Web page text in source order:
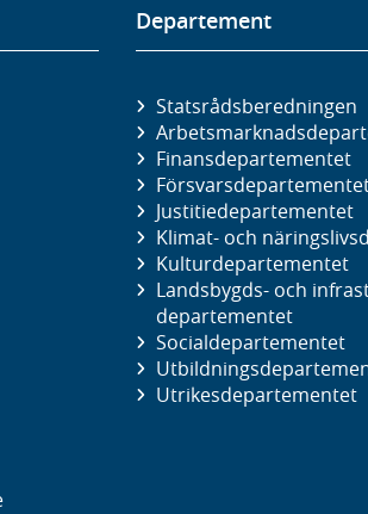
Departement
Statsrådsberedningen
Finans­departementet
Justitie­departementet
Klimat- och
Kultur­departementet
Landsbygds- och
departementet
Social­departementet
Utrikes­departementet